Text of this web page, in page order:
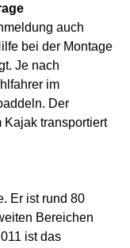
auch
bei der Montage
Je nach
im
Der
Kajak transportiert
Er ist rund 80
Bereichen
ist das